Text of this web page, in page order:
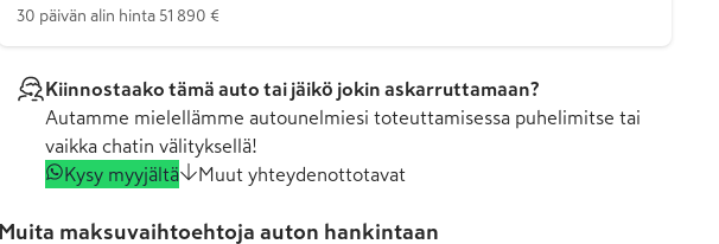
30 päivän alin hinta 51 890 €
Kiinnostaako tämä auto tai jäikö jokin askarruttamaan?
Autamme mielellämme autounelmiesi toteuttamisessa puhelimitse tai
vaikka chatin välityksellä!
Kysy myyjältä
Muut yhteydenottotavat
Muita maksuvaihtoehtoja auton hankintaan